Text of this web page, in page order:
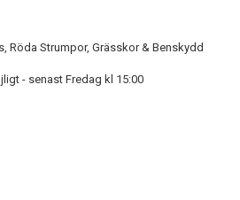
Röda Strumpor, Grässkor & Benskydd
- senast Fredag kl 15:00